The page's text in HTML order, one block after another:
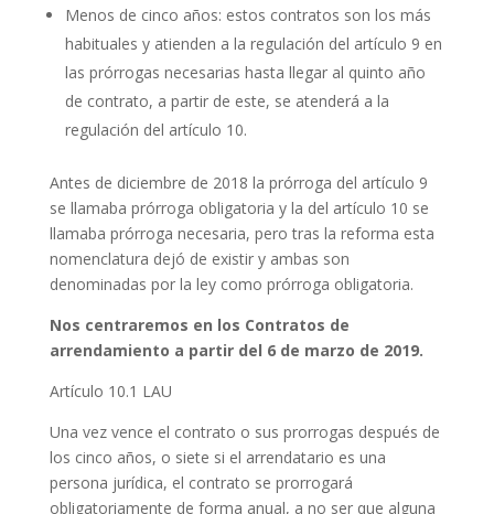
Menos de cinco años: estos contratos son los más
habituales y atienden a la regulación del artículo 9 en
las prórrogas necesarias hasta llegar al quinto año
de contrato, a partir de este, se atenderá a la
regulación del artículo 10.
Antes de diciembre de 2018 la prórroga del artículo 9
se llamaba prórroga obligatoria y la del artículo 10 se
llamaba prórroga necesaria, pero tras la reforma esta
nomenclatura dejó de existir y ambas son
denominadas por la ley como prórroga obligatoria.
Nos centraremos en los Contratos de
arrendamiento a partir del 6 de marzo de 2019.
Artículo 10.1 LAU
Una vez vence el contrato o sus prorrogas después de
los cinco años, o siete si el arrendatario es una
persona jurídica, el contrato se prorrogará
obligatoriamente de forma anual, a no ser que alguna